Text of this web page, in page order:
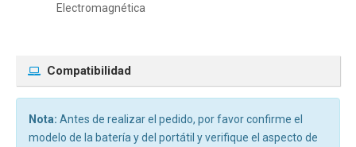
Electromagnética
Compatibilidad
Nota: Antes de realizar el pedido, por favor confirme el
modelo de la batería y del portátil y verifique el aspecto de